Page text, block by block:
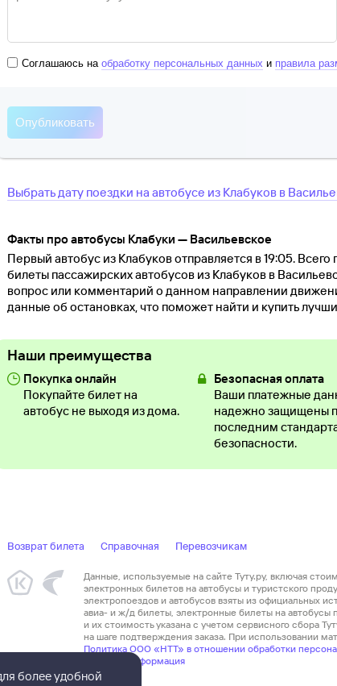
Соглашаюсь на обработку персональных данных и правила
Выбрать дату поездки на автобусе из Клабуков в
Факты про автобусы Клабуки — Васильевское
Первый автобус из Клабуков отправляется в 19:05.
билеты пассажирских автобусов из Клабуков в
вопрос или комментарий о данном направлении
данные об остановках, что поможет найти и купить
Наши преимущества
Покупка онлайн
Покупайте билет на
автобус не выходя из дома.
Безопасная оплата
Ваши платежные
надежно защищены
последним
безопасности.
Возврат билета Справочная Перевозчикам
Данные, используемые на сайте Туту.ру, включая
электронных билетов на автобусы и туристского
электропоездов и автобусов взяты из официальных
авиа- и ж/д билеты, электронные билеты на автобусы
и их стоимость указана с учетом сервисного сбора
на шаге подтверждения заказа. При использовании
Политика ООО «НТТ» в отношении обработки
Правовая информация
более удобной